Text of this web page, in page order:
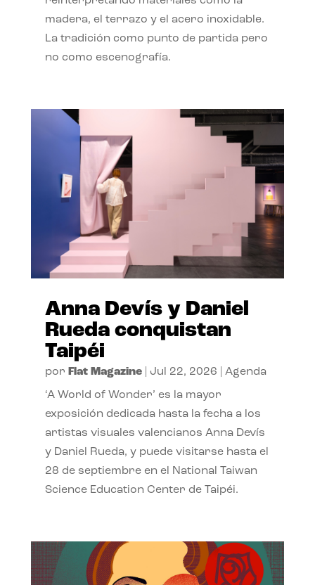
madera, el terrazo y el acero inoxidable.
La tradición como punto de partida pero
no como escenografía.
Anna Devís y Daniel
Rueda conquistan
Taipéi
por Flat Magazine| Jul 22, 2026 Agenda
‘A World of Wonder’ es la mayor
exposición dedicada hasta la fecha a los
artistas visuales valencianos Anna Devís
y Daniel Rueda, y puede visitarse hasta el
28 de septiembre en el National Taiwan
Science Education Center de Taipéi.